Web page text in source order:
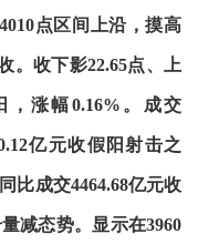
点区间上沿，摸高
。收下影22.65点、上
，涨幅0.16%。成交
亿元收假阳射击之
比成交4464.68亿元收
减态势。显示在3960